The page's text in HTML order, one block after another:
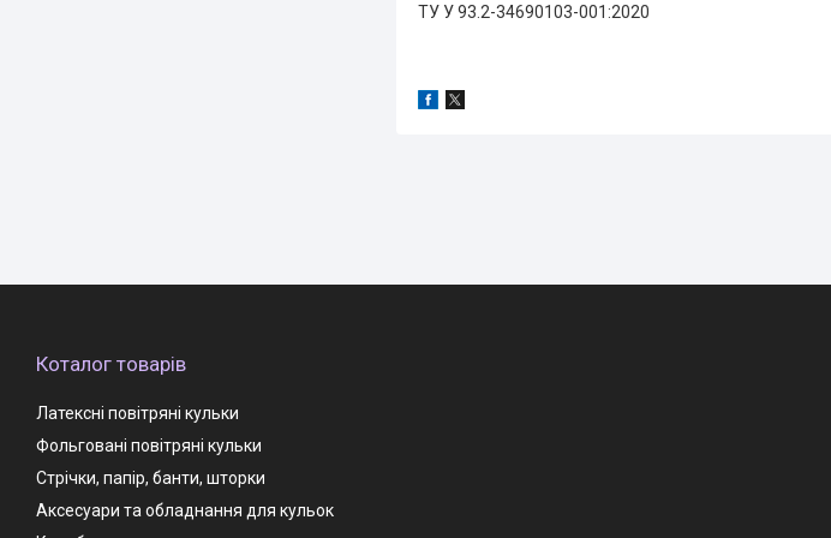
ТУ У 93.2-34690103-001:2020
Коталог товарів
Латексні повітряні кульки
Фольговані повітряні кульки
Стрічки, папір, банти, шторки
Аксесуари та обладнання для кульок